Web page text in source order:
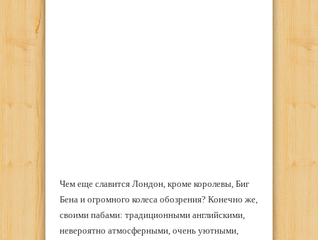
Чем еще славится Лондон, кроме королевы, Биг
Бена и огромного колеса обозрения? Конечно же,
своими пабами: традиционными английскими,
невероятно атмосферными, очень уютными,